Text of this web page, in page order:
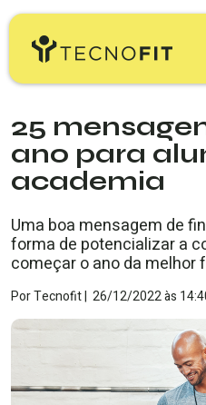
TESTE
25
ano para
academia
Uma boa mensagem de
forma de potencializar a
começar o ano da melhor
PorTecnofit| 26/12/2022às